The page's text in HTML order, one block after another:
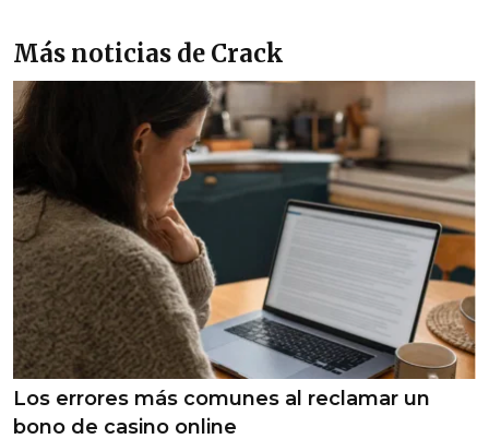
Más noticias de Crack
Los errores más comunes al reclamar un
bono de casino online